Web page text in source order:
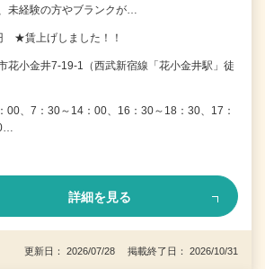
未経験の方やブランクが…
★賃上げしました！！
花小金井7‐19‐1（西武新宿線「花小金井駅」徒
00、7：30～14：00、16：30～18：30、17：
詳細を見る
更新日： 2026/07/28 掲載終了日： 2026/10/31